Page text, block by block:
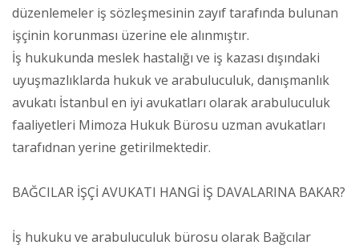
düzenlemeler iş sözleşmesinin zayıf tarafında bulunan
işçinin korunması üzerine ele alınmıştır.
İş hukukunda meslek hastalığı ve iş kazası dışındaki
uyuşmazlıklarda hukuk ve arabuluculuk, danışmanlık
avukatı İstanbul en iyi avukatları olarak arabuluculuk
faaliyetleri Mimoza Hukuk Bürosu uzman avukatları
tarafıdnan yerine getirilmektedir.
BAĞCILAR İŞÇİ AVUKATI HANGİ İŞ DAVALARINA BAKAR?
İş hukuku ve arabuluculuk bürosu olarak Bağcılar